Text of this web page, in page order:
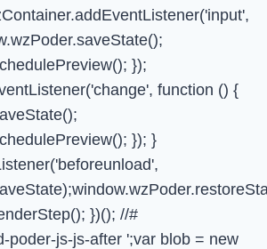
});
function () {
}); }
})(); //#
poder-js-js-after ';var blob = new